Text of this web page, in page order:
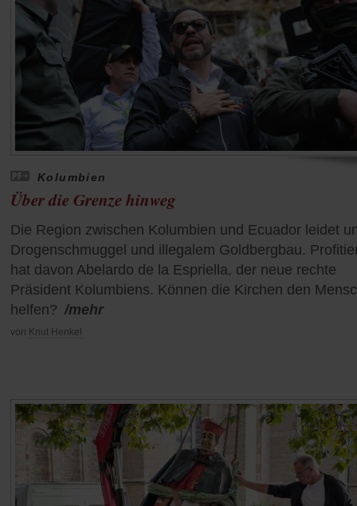
Kolumbien
Über die Grenze hinweg
Die Region zwischen Kolumbien und Ecuador leidet
Drogenschmuggel und illegalem Goldbergbau.
hat davon Abelardo de la Espriella, der neue rechte
Präsident Kolumbiens. Können die Kirchen den
helfen? /mehr
von Knut Henkel